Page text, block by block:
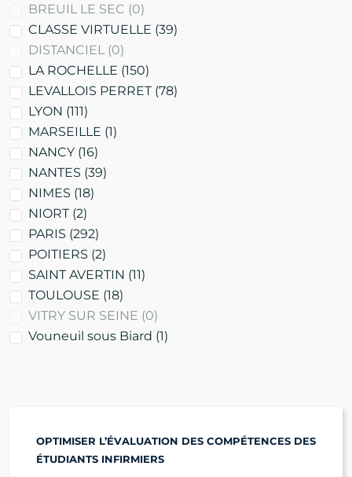
BREUIL LE SEC (0)
CLASSE VIRTUELLE (39)
DISTANCIEL (0)
LA ROCHELLE (150)
LEVALLOIS PERRET (78)
LYON (111)
MARSEILLE (1)
NANCY (16)
NANTES (39)
NIMES (18)
NIORT (2)
PARIS (292)
POITIERS (2)
SAINT AVERTIN (11)
TOULOUSE (18)
VITRY SUR SEINE (0)
Vouneuil sous Biard (1)
OPTIMISER L’ÉVALUATION DES COMPÉTENCES DES
ÉTUDIANTS INFIRMIERS